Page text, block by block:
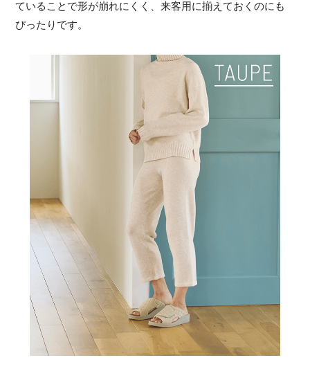
ていることで形が崩れにくく、来客用に揃えておくのにも
ぴったりです。